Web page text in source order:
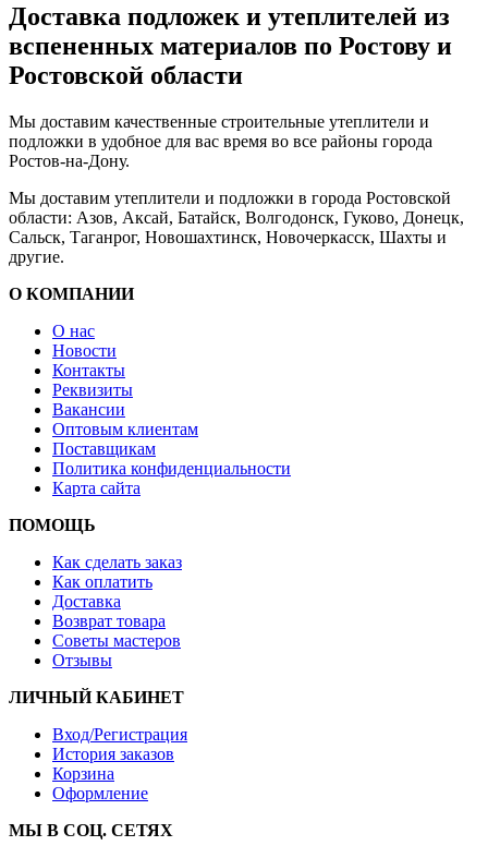
Доставка подложек и утеплителей из
вспененных материалов по Ростову и
Ростовской области
Мы доставим качественные строительные утеплители и
подложки в удобное для вас время во все районы города
Ростов-на-Дону.
Мы доставим утеплители и подложки в города Ростовской
области: Азов, Аксай, Батайск, Волгодонск, Гуково, Донецк,
Сальск, Таганрог, Новошахтинск, Новочеркасск, Шахты и
другие.
О КОМПАНИИ
О нас
Новости
Контакты
Реквизиты
Вакансии
Оптовым клиентам
Поставщикам
Политика конфиденциальности
Карта сайта
ПОМОЩЬ
Как сделать заказ
Как оплатить
Доставка
Возврат товара
Советы мастеров
Отзывы
ЛИЧНЫЙ КАБИНЕТ
Вход/Регистрация
История заказов
Корзина
Оформление
МЫ В СОЦ. СЕТЯХ